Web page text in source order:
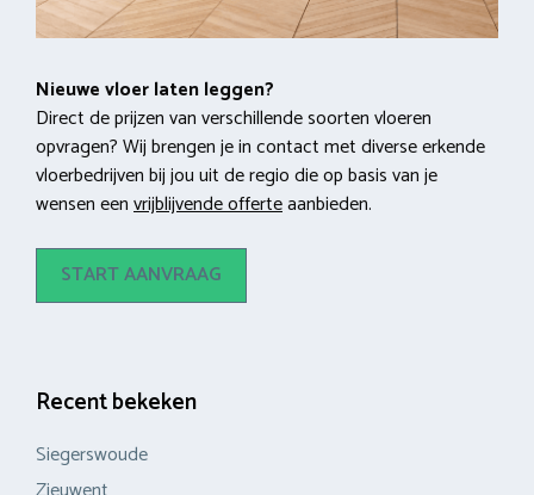
Nieuwe vloer laten leggen?
Direct de prijzen van verschillende soorten vloeren
opvragen? Wij brengen je in contact met diverse erkende
vloerbedrijven bij jou uit de regio die op basis van je
wensen eenvrijblijvende offerteaanbieden.
START AANVRAAG
Recent bekeken
Siegerswoude